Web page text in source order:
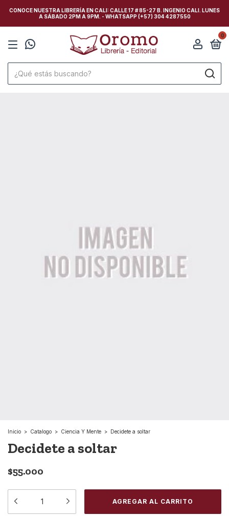
CONOCE NUESTRA LIBRERÍA EN CALI: CALLE 17 # 85-27 B. INGENIO CALI. LUNES
A SÁBADO 2PM A 9PM. - WHATSAPP (+57) 304 4287550
0
Inicio > Catalogo > Ciencia Y Mente > Decidete a soltar
Decidete a soltar
$55.000